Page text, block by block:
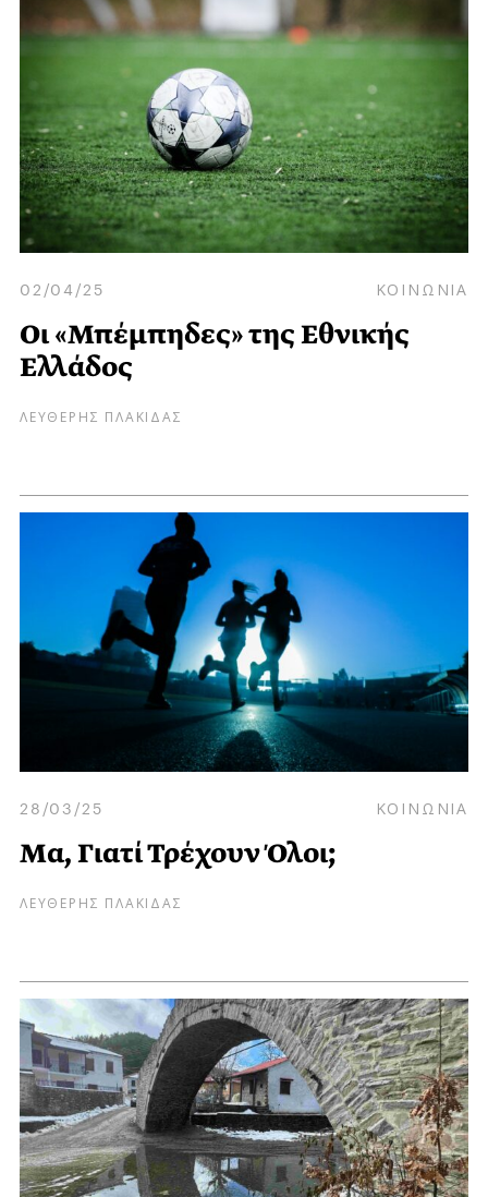
02/04/25 ΚΟΙΝΩΝΙΑ
Οι «Μπέμπηδες» της Εθνικής
Ελλάδος
ΛΕΥΘΕΡΗΣ ΠΛΑΚΙΔΑΣ
28/03/25 ΚΟΙΝΩΝΙΑ
Μα, Γιατί Τρέχουν Όλοι;
ΛΕΥΘΕΡΗΣ ΠΛΑΚΙΔΑΣ